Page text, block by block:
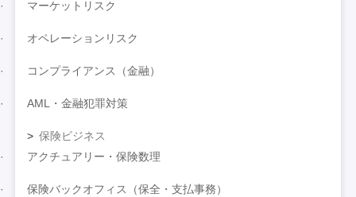
マーケットリスク
オペレーションリスク
コンプライアンス（金融）
AML・金融犯罪対策
保険ビジネス
アクチュアリー・保険数理
保険バックオフィス（保全・支払事務）